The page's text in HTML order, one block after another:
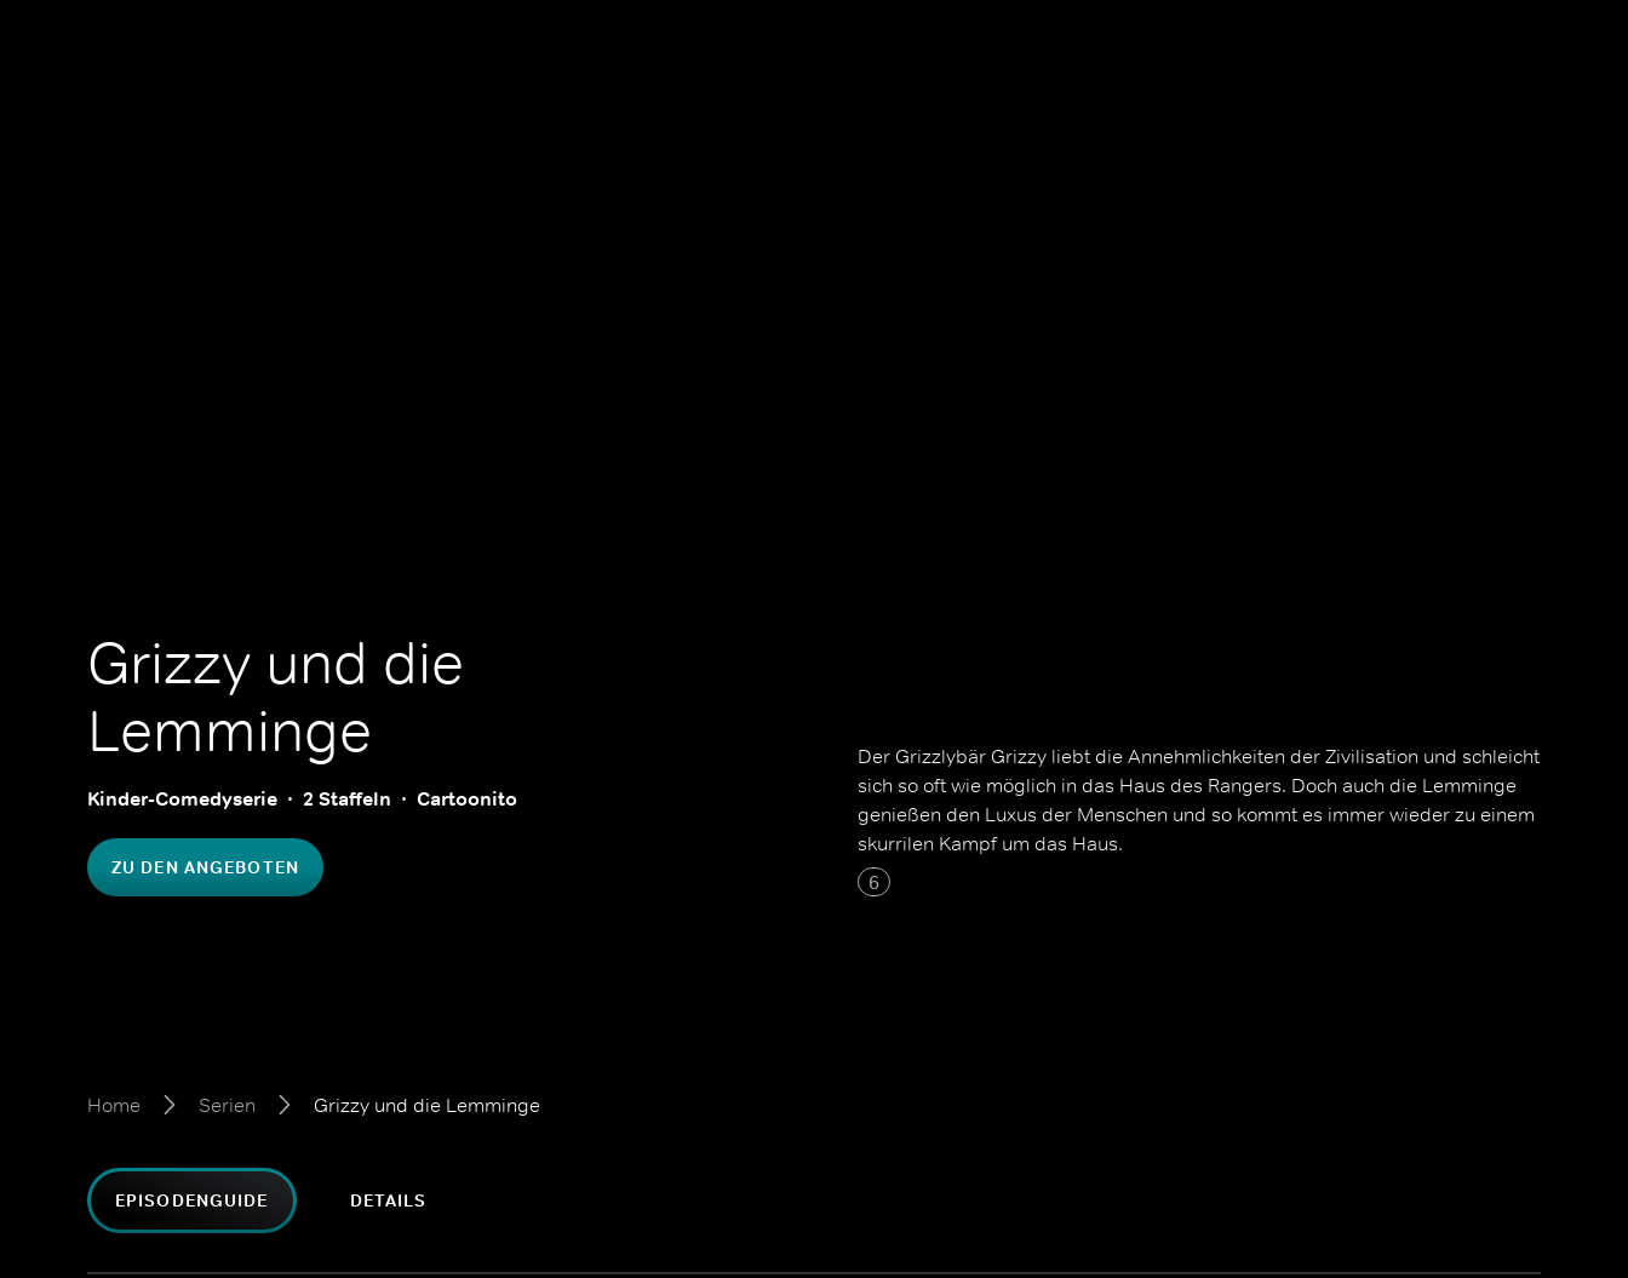
Grizzy und die
Lemminge
Kinder-Comedyserie 2 Staffeln Cartoonito
ZU DEN ANGEBOTEN
Der Grizzlybär Grizzy liebt die Annehmlichkeiten der Zivilisation und schleicht
sich so oft wie möglich in das Haus des Rangers. Doch auch die Lemminge
genießen den Luxus der Menschen und so kommt es immer wieder zu einem
skurrilen Kampf um das Haus.
6
Home Serien Grizzy und die Lemminge
EPISODENGUIDE DETAILS